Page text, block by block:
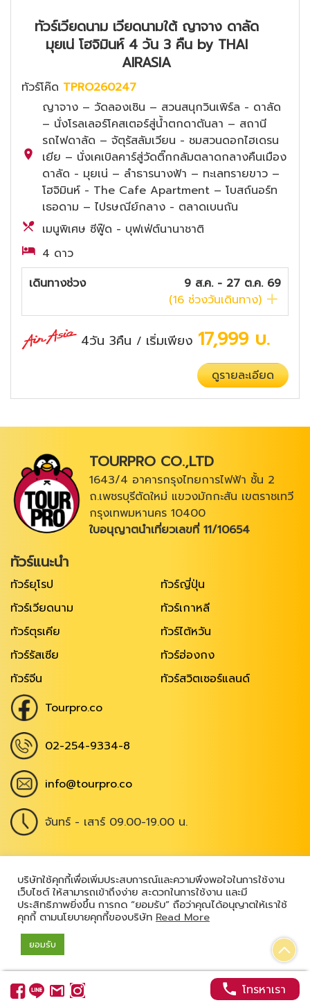
ทัวร์เวียดนาม เวียดนามใต้ ญาจาง ดาลัด
มุยเน่ โฮจิมินห์ 4 วัน 3 คืน by THAI
AIRASIA
ทัวร์โค๊ด TPRO260247
ญาจาง – วัดลองเซิน – สวนสนุกวินเพิร์ล - ดาลัด
– นั่งโรลเลอร์โคสเตอร์สู่น้ำตกดาตันลา – สถานี
รถไฟดาลัด – จัตุรัสลัมเวียน - ชมสวนดอกไฮเดรน
เยีย – นั่งเคเบิลคาร์สู่วัดติ๊กกลัมตลาดกลางคืนเมือง
ดาลัด - มุยเน่ – ลำธารนางฟ้า – ทะเลทรายขาว –
โฮจิมินห์ - The Cafe Apartment – โบสถ์นอร์ท
เธอดาม – ไปรษณีย์กลาง - ตลาดเบนถัน
เมนูพิเศษ ซีฟู๊ด - บุฟเฟ่ต์นานาชาติ
4 ดาว
เดินทางช่วง
9 ส.ค. - 27 ต.ค. 69
(16 ช่วงวันเดินทาง)
4วัน 3คืน / เริ่มเพียง 17,999 บ.
ดูรายละเอียด
บริษัทใช้คุกกี้เพื่อเพิ่มประสบการณ์และความพึงพอใจในการใช้งาน
เว็บไซต์ ให้สามารถเข้าถึงง่าย สะดวกในการใช้งาน และมี
ประสิทธิภาพยิ่งขึ้น การกด “ยอมรับ” ถือว่าคุณได้อนุญาตให้เราใช้
คุกกี้ ตามนโยบายคุกกี้ของบริษัท Read More
ยอมรับ
TOURPRO CO.,LTD
1643/4 อาคารกรุงไทยการไฟฟ้า ชั้น 2
ถ.เพชรบุรีตัดใหม่ แขวงมักกะสัน เขตราชเทวี
กรุงเทพมหานคร 10400
ใบอนุญาตนำเที่ยวเลขที่ 11/10654
ทัวร์แนะนำ
ทัวร์ยุโรป
ทัวร์ญี่ปุ่น
ทัวร์เวียดนาม
ทัวร์เกาหลี
ทัวร์ตุรเคีย
ทัวร์ไต้หวัน
ทัวร์รัสเซีย
ทัวร์ฮ่องกง
ทัวร์จีน
ทัวร์สวิตเซอร์แลนด์
Tourpro.co
02-254-9334-8
info@tourpro.co
จันทร์ - เสาร์ 09.00-19.00 น.
Copyright @ 2026 , All Rights Reserved|
เข้าสู่ระบบ
โทรหาเรา